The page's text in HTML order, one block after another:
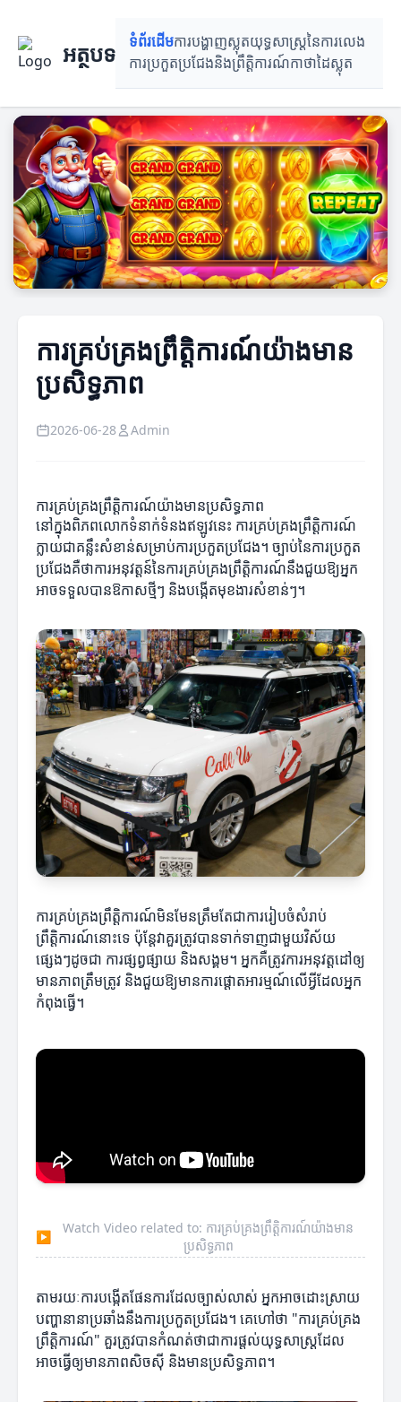
អត្ថបទ ទំព័រដើមការបង្ហាញស្លុតយុទ្ធសាស្ត្រនៃការលេង
ការ​ប្រកួតប្រជែង​និង​ព្រឹត្តិការណ៍កាថាដៃស្លុត
ការគ្រប់គ្រងព្រឹត្តិការណ៍យ៉ាងមាន
ប្រសិទ្ធភាព
2026-06-28 Admin
ការគ្រប់គ្រងព្រឹត្តិការណ៍យ៉ាងមានប្រសិទ្ធភាព
នៅក្នុងពិភពលោកទំនាក់ទំនងឥឡូវនេះ ការគ្រប់គ្រងព្រឹត្តិការណ៍
ក្លាយជាគន្លឹះសំខាន់សម្រាប់ការប្រកួតប្រជែង។ ច្បាប់នៃការប្រកួត
ប្រជែងគឺថាការអនុវត្តន៍នៃការគ្រប់គ្រងព្រឹត្តិការណ៍នឹងជួយឱ្យអ្នក
អាចទទួលបានឱកាសថ្មីៗ និងបង្កើតមុខងារសំខាន់ៗ។
ការគ្រប់គ្រងព្រឹត្តិការណ៍មិនមែនត្រឹមតែជាការរៀបចំសំរាប់
ព្រឹត្តិការណ៍នោះទេ ប៉ុន្តែវាគួរត្រូវបានទាក់ទាញជាមួយវិស័យ
ផ្សេងៗដូចជា ការផ្សព្វផ្សាយ និងសង្គម។ អ្នកគឺត្រូវការអនុវត្តដៅឲ្យ
មានភាពត្រឹមត្រូវ និងជួយឱ្យមានការផ្តោតអារម្មណ៍លើអ្វីដែលអ្នក
កំពុងធ្វើ។
▶
Watch Video related to: ការគ្រប់គ្រងព្រឹត្តិការណ៍យ៉ាងមាន
ប្រសិទ្ធភាព
តាមរយៈការបង្កើតផែនការដែលច្បាស់លាស់ អ្នកអាចដោះស្រាយ
បញ្ហានានាប្រឆាំងនឹងការប្រកួតប្រជែង។ គេហៅថា "ការគ្រប់គ្រង
ព្រឹត្តិការណ៍" គួរត្រូវបានកំណត់ថាជាការផ្តល់យុទ្ធសាស្ត្រដែល
អាចធ្វើឲ្យមានភាពសិចស៊ី និងមានប្រសិទ្ធភាព។